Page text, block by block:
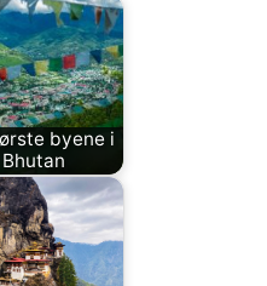
byene i
Bhutan